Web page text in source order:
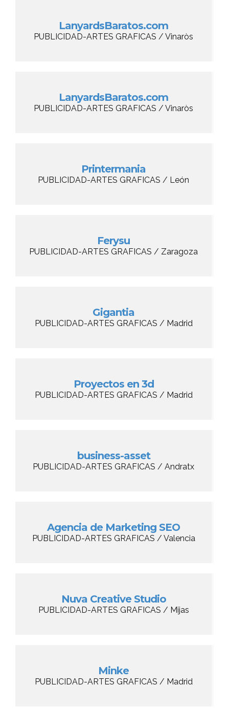
LanyardsBaratos.com
PUBLICIDAD-ARTES GRAFICAS / Vinaròs
LanyardsBaratos.com
PUBLICIDAD-ARTES GRAFICAS / Vinaròs
Printermania
PUBLICIDAD-ARTES GRAFICAS / León
Ferysu
PUBLICIDAD-ARTES GRAFICAS / Zaragoza
Gigantia
PUBLICIDAD-ARTES GRAFICAS / Madrid
Proyectos en 3d
PUBLICIDAD-ARTES GRAFICAS / Madrid
business-asset
PUBLICIDAD-ARTES GRAFICAS / Andratx
Agencia de Marketing SEO
PUBLICIDAD-ARTES GRAFICAS / Valencia
Nuva Creative Studio
PUBLICIDAD-ARTES GRAFICAS / Mijas
Minke
PUBLICIDAD-ARTES GRAFICAS / Madrid